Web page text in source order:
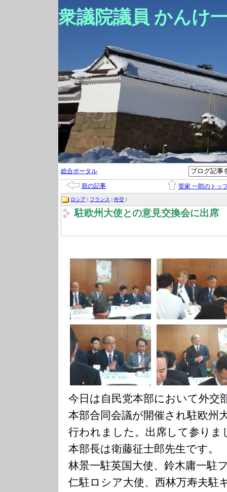
衆議院議員 かんけ
総合ポータル
前の記事 菅家 一郎のトッ
ロシア | フランス | 外交 |
駐欧州大使との意見交換会に出席
今日は自民党本部において外交
本部合同会議が開催され駐欧州
行われました。出席して参りま
本部長は衛藤征士郎先生です。
林景一駐英国大使、鈴木庸一駐
仁駐ロシア大使、西林万寿夫駐